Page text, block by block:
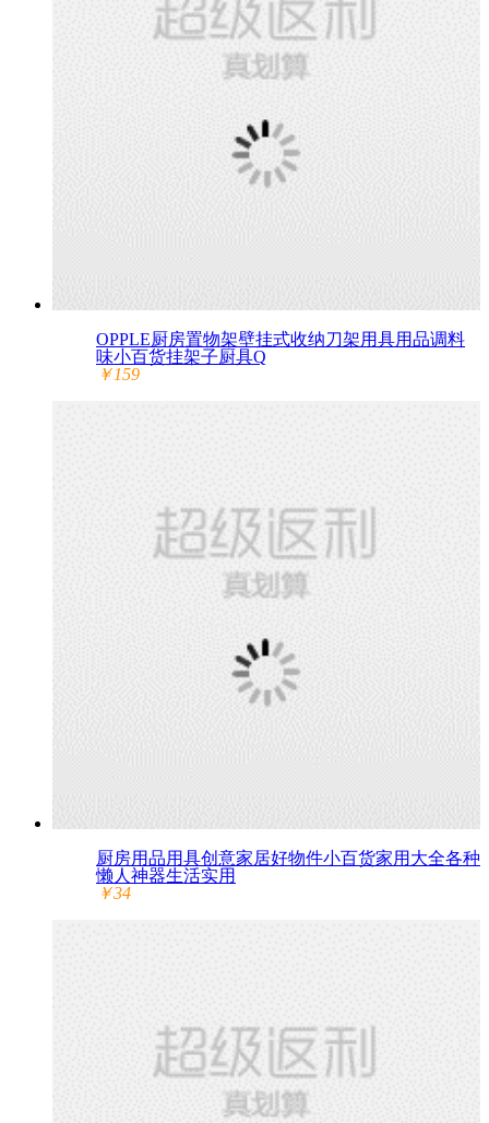
OPPLE厨房置物架壁挂式收纳刀架用具用品调料
味小百货挂架子厨具Q
￥159
厨房用品用具创意家居好物件小百货家用大全各种
懒人神器生活实用
￥34